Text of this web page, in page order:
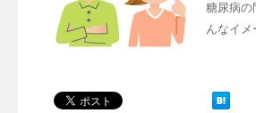
糖尿病の
んなイ